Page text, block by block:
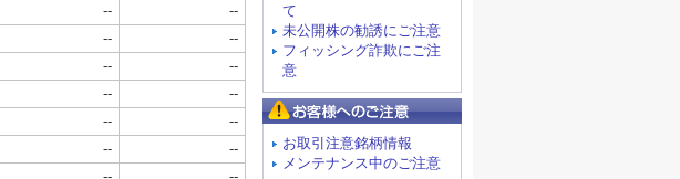
て
未公開株の勧誘にご注意
フィッシング詐欺にご注
意
お取引注意銘柄情報
メンテナンス中のご注意